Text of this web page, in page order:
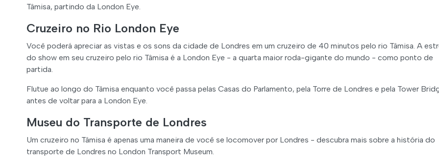
Tâmisa, partindo da London Eye.
Cruzeiro no Rio London Eye
Você poderá apreciar as vistas e os sons da cidade de Londres em um cruzeiro de 40 minutos pelo rio Tâmisa. A
do show em seu cruzeiro pelo rio Tâmisa é a London Eye - a quarta maior roda-gigante do mundo - como ponto de
partida.
Flutue ao longo do Tâmisa enquanto você passa pelas Casas do Parlamento, pela Torre de Londres e pela Tower
antes de voltar para a London Eye.
Museu do Transporte de Londres
Um cruzeiro no Tâmisa é apenas uma maneira de você se locomover por Londres - descubra mais sobre a história do
transporte de Londres no London Transport Museum.